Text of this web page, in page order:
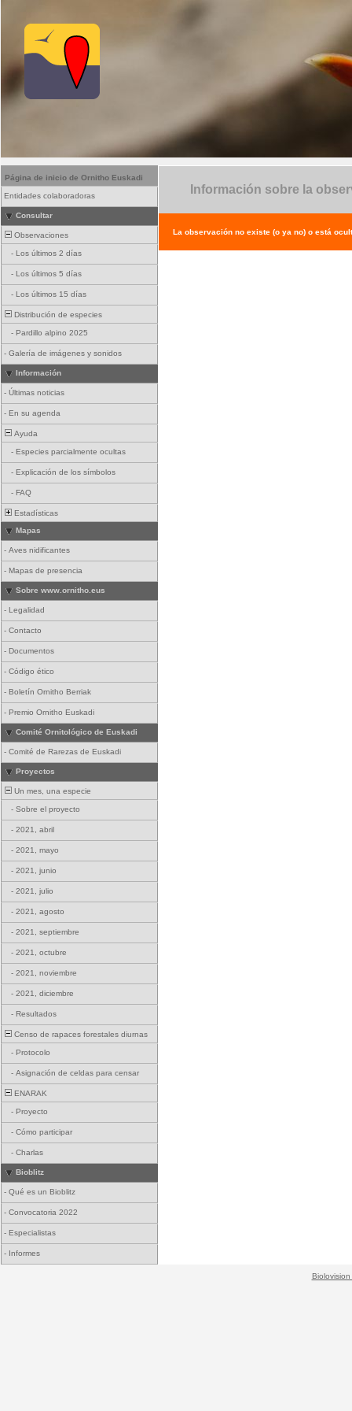
Página de inicio de Ornitho Euskadi
Entidades colaboradoras
Consultar
Observaciones
- Los últimos 2 días
- Los últimos 5 días
- Los últimos 15 días
Distribución de especies
- Pardillo alpino 2025
- Galería de imágenes y sonidos
Información
- Últimas noticias
- En su agenda
Ayuda
- Especies parcialmente ocultas
- Explicación de los símbolos
- FAQ
Estadísticas
Mapas
- Aves nidificantes
- Mapas de presencia
Sobre www.ornitho.eus
- Legalidad
- Contacto
- Documentos
- Código ético
- Boletín Ornitho Berriak
- Premio Ornitho Euskadi
Comité Ornitológico de Euskadi
- Comité de Rarezas de Euskadi
Proyectos
Un mes, una especie
- Sobre el proyecto
- 2021, abril
- 2021, mayo
- 2021, junio
- 2021, julio
- 2021, agosto
- 2021, septiembre
- 2021, octubre
- 2021, noviembre
- 2021, diciembre
- Resultados
Censo de rapaces forestales diurnas
- Protocolo
- Asignación de celdas para censar
ENARAK
- Proyecto
- Cómo participar
- Charlas
Bioblitz
- Qué es un Bioblitz
- Convocatoria 2022
- Especialistas
- Informes
Información sobre la
La observación no existe (o ya no) o está
Biolovision